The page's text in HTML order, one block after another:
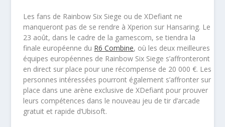
Les fans de Rainbow Six Siege ou de XDefiant ne
manqueront pas de se rendre à Xperion sur Hansaring. Le
23 août, dans le cadre de la gamescom, se tiendra la
finale européenne du R6 Combine, où les deux meilleures
équipes européennes de Rainbow Six Siege s’affronteront
en direct sur place pour une récompense de 20 000 €. Les
personnes intéressées pourront également s’affronter sur
place dans une arène exclusive de XDefiant pour prouver
leurs compétences dans le nouveau jeu de tir d’arcade
gratuit et rapide d’Ubisoft.